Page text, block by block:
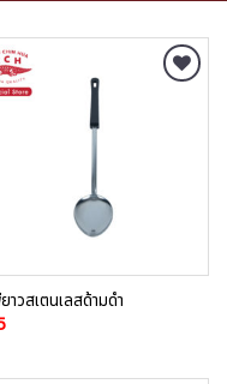
วสเตนเลสด้ามดำ